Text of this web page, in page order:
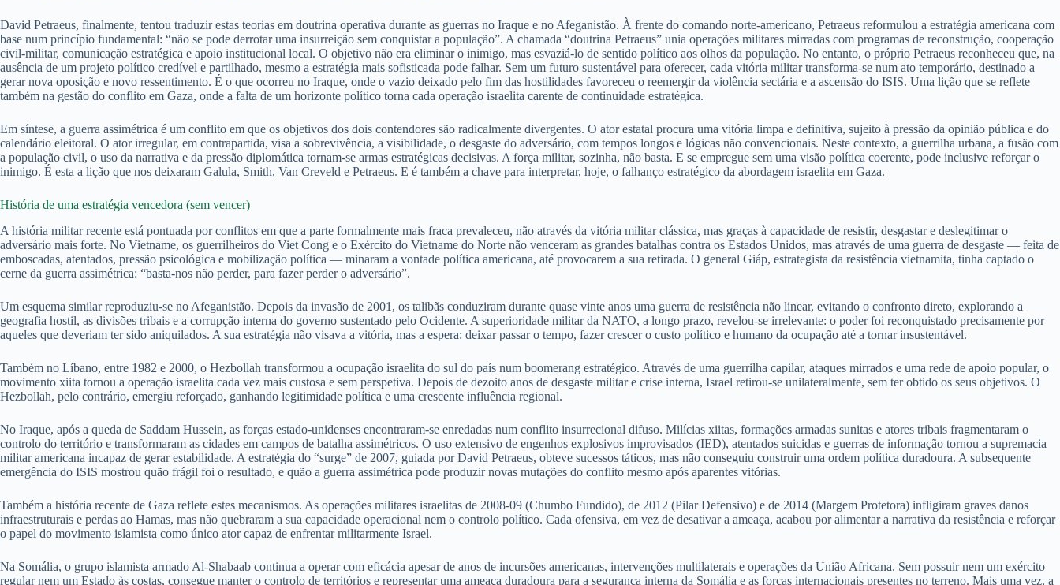
David Petraeus, finalmente, tentou traduzir estas teorias em doutrina operativa durante as guerras no Iraque e no Afeganistão. À frente do comando norte-americano, Petraeus reformulou a estratégia americana com
base num princípio fundamental: “não se pode derrotar uma insurreição sem conquistar a população”. A chamada “doutrina Petraeus” unia operações militares mirradas com programas de reconstrução, cooperação
civil-militar, comunicação estratégica e apoio institucional local. O objetivo não era eliminar o inimigo, mas esvaziá-lo de sentido político aos olhos da população. No entanto, o próprio Petraeus reconheceu que, na
ausência de um projeto político credível e partilhado, mesmo a estratégia mais sofisticada pode falhar. Sem um futuro sustentável para oferecer, cada vitória militar transforma-se num ato temporário, destinado a
gerar nova oposição e novo ressentimento. É o que ocorreu no Iraque, onde o vazio deixado pelo fim das hostilidades favoreceu o reemergir da violência sectária e a ascensão do ISIS. Uma lição que se reflete
também na gestão do conflito em Gaza, onde a falta de um horizonte político torna cada operação israelita carente de continuidade estratégica.
Em síntese, a guerra assimétrica é um conflito em que os objetivos dos dois contendores são radicalmente divergentes. O ator estatal procura uma vitória limpa e definitiva, sujeito à pressão da opinião pública e do
calendário eleitoral. O ator irregular, em contrapartida, visa a sobrevivência, a visibilidade, o desgaste do adversário, com tempos longos e lógicas não convencionais. Neste contexto, a guerrilha urbana, a fusão com
a população civil, o uso da narrativa e da pressão diplomática tornam-se armas estratégicas decisivas. A força militar, sozinha, não basta. E se empregue sem uma visão política coerente, pode inclusive reforçar o
inimigo. É esta a lição que nos deixaram Galula, Smith, Van Creveld e Petraeus. E é também a chave para interpretar, hoje, o falhanço estratégico da abordagem israelita em Gaza.
História de uma estratégia vencedora (sem vencer)
A história militar recente está pontuada por conflitos em que a parte formalmente mais fraca prevaleceu, não através da vitória militar clássica, mas graças à capacidade de resistir, desgastar e deslegitimar o
adversário mais forte. No Vietname, os guerrilheiros do Viet Cong e o Exército do Vietname do Norte não venceram as grandes batalhas contra os Estados Unidos, mas através de uma guerra de desgaste — feita de
emboscadas, atentados, pressão psicológica e mobilização política — minaram a vontade política americana, até provocarem a sua retirada. O general Giáp, estrategista da resistência vietnamita, tinha captado o
cerne da guerra assimétrica: “basta-nos não perder, para fazer perder o adversário”.
Um esquema similar reproduziu-se no Afeganistão. Depois da invasão de 2001, os talibãs conduziram durante quase vinte anos uma guerra de resistência não linear, evitando o confronto direto, explorando a
geografia hostil, as divisões tribais e a corrupção interna do governo sustentado pelo Ocidente. A superioridade militar da NATO, a longo prazo, revelou-se irrelevante: o poder foi reconquistado precisamente por
aqueles que deveriam ter sido aniquilados. A sua estratégia não visava a vitória, mas a espera: deixar passar o tempo, fazer crescer o custo político e humano da ocupação até a tornar insustentável.
Também no Líbano, entre 1982 e 2000, o Hezbollah transformou a ocupação israelita do sul do país num boomerang estratégico. Através de uma guerrilha capilar, ataques mirrados e uma rede de apoio popular, o
movimento xiita tornou a operação israelita cada vez mais custosa e sem perspetiva. Depois de dezoito anos de desgaste militar e crise interna, Israel retirou-se unilateralmente, sem ter obtido os seus objetivos. O
Hezbollah, pelo contrário, emergiu reforçado, ganhando legitimidade política e uma crescente influência regional.
No Iraque, após a queda de Saddam Hussein, as forças estado-unidenses encontraram-se enredadas num conflito insurrecional difuso. Milícias xiitas, formações armadas sunitas e atores tribais fragmentaram o
controlo do território e transformaram as cidades em campos de batalha assimétricos. O uso extensivo de engenhos explosivos improvisados (IED), atentados suicidas e guerras de informação tornou a supremacia
militar americana incapaz de gerar estabilidade. A estratégia do “surge” de 2007, guiada por David Petraeus, obteve sucessos táticos, mas não conseguiu construir uma ordem política duradoura. A subsequente
emergência do ISIS mostrou quão frágil foi o resultado, e quão a guerra assimétrica pode produzir novas mutações do conflito mesmo após aparentes vitórias.
Também a história recente de Gaza reflete estes mecanismos. As operações militares israelitas de 2008-09 (Chumbo Fundido), de 2012 (Pilar Defensivo) e de 2014 (Margem Protetora) infligiram graves danos
infraestruturais e perdas ao Hamas, mas não quebraram a sua capacidade operacional nem o controlo político. Cada ofensiva, em vez de desativar a ameaça, acabou por alimentar a narrativa da resistência e reforçar
o papel do movimento islamista como único ator capaz de enfrentar militarmente Israel.
Na Somália, o grupo islamista armado Al-Shabaab continua a operar com eficácia apesar de anos de incursões americanas, intervenções multilaterais e operações da União Africana. Sem possuir nem um exército
regular nem um Estado às costas, consegue manter o controlo de territórios e representar uma ameaça duradoura para a segurança interna da Somália e as forças internacionais presentes no terreno. Mais uma vez, a